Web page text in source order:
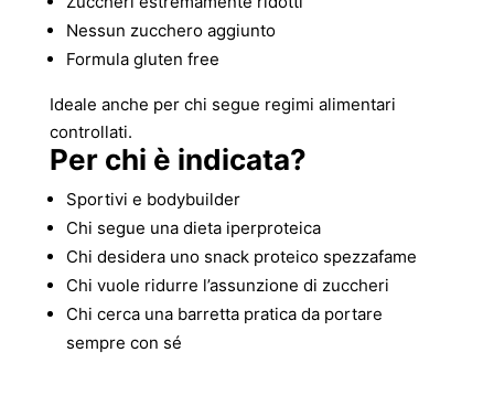
Nessun zucchero aggiunto
Formula gluten free
Ideale anche per chi segue regimi alimentari
controllati.
Per chi è indicata?
Sportivi e bodybuilder
Chi segue una dieta iperproteica
Chi desidera uno snack proteico spezzafame
Chi vuole ridurre l’assunzione di zuccheri
Chi cerca una barretta pratica da portare
sempre con sé